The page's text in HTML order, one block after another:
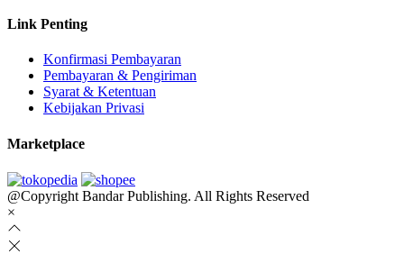
Link Penting
Konfirmasi Pembayaran
Pembayaran & Pengiriman
Syarat & Ketentuan
Kebijakan Privasi
Marketplace
@Copyright Bandar Publishing. All Rights Reserved
×